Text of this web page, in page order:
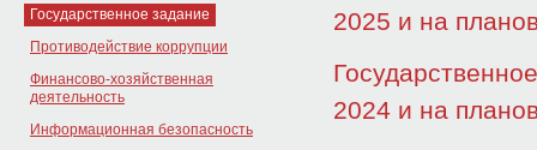
Государственное задание
Противодействие коррупции
Финансово-хозяйственная
деятельность
Информационная безопасность
2025 и на
2024 и на